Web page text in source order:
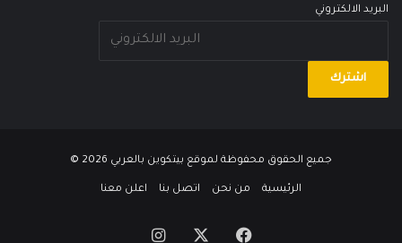
البريد الالكتروني
جميع الحقوق محفوظة لموقع بيتكوين بالعربي
الرئيسية من نحن اتصل بنا اعلن معنا
فيسبوك انستقرام